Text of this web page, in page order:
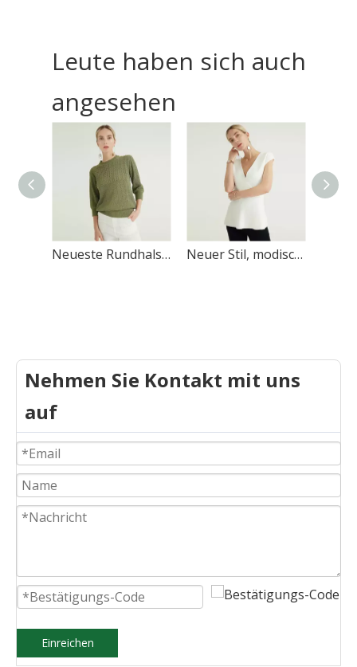
Leute haben sich auch
angesehen
Neueste Rundhalsausschnitt, Rundhalsausschnitt, lange Ärmel, grüner Zopfpullover, Strickpullover für Damen Neuer Stil, modisch, einfarbig, weiße Weste, Strickwaren, Damenpullover
Nehmen Sie Kontakt mit uns
auf
Einreichen